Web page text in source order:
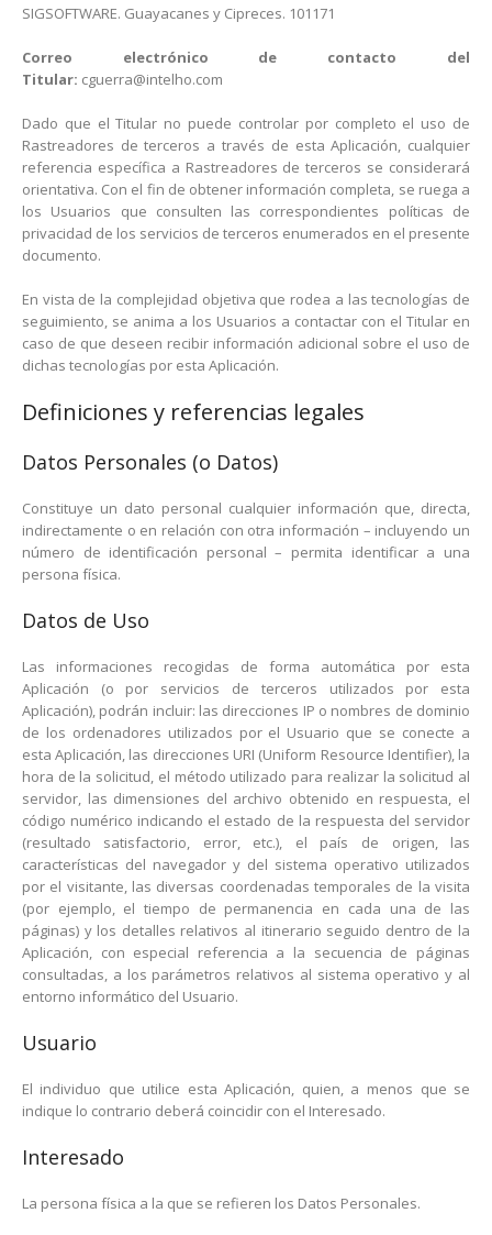
SIGSOFTWARE. Guayacanes y Cipreces. 101171
Correo electrónico de contacto del
Titular: cguerra@intelho.com
Dado que el Titular no puede controlar por completo el uso de
Rastreadores de terceros a través de esta Aplicación, cualquier
referencia específica a Rastreadores de terceros se considerará
orientativa. Con el fin de obtener información completa, se ruega a
los Usuarios que consulten las correspondientes políticas de
privacidad de los servicios de terceros enumerados en el presente
documento.
En vista de la complejidad objetiva que rodea a las tecnologías de
seguimiento, se anima a los Usuarios a contactar con el Titular en
caso de que deseen recibir información adicional sobre el uso de
dichas tecnologías por esta Aplicación.
Definiciones y referencias legales
Datos Personales (o Datos)
Constituye un dato personal cualquier información que, directa,
indirectamente o en relación con otra información – incluyendo un
número de identificación personal – permita identificar a una
persona física.
Datos de Uso
Las informaciones recogidas de forma automática por esta
Aplicación (o por servicios de terceros utilizados por esta
Aplicación), podrán incluir: las direcciones IP o nombres de dominio
de los ordenadores utilizados por el Usuario que se conecte a
esta Aplicación, las direcciones URI (Uniform Resource Identifier), la
hora de la solicitud, el método utilizado para realizar la solicitud al
servidor, las dimensiones del archivo obtenido en respuesta, el
código numérico indicando el estado de la respuesta del servidor
(resultado satisfactorio, error, etc.), el país de origen, las
características del navegador y del sistema operativo utilizados
por el visitante, las diversas coordenadas temporales de la visita
(por ejemplo, el tiempo de permanencia en cada una de las
páginas) y los detalles relativos al itinerario seguido dentro de la
Aplicación, con especial referencia a la secuencia de páginas
consultadas, a los parámetros relativos al sistema operativo y al
entorno informático del Usuario.
Usuario
El individuo que utilice esta Aplicación, quien, a menos que se
indique lo contrario deberá coincidir con el Interesado.
Interesado
La persona física a la que se refieren los Datos Personales.